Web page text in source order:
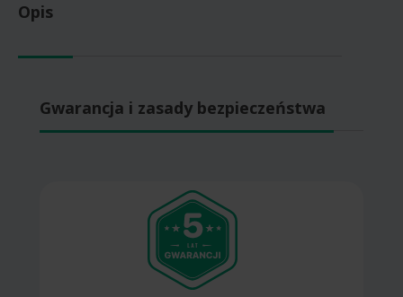
Opis
Gwarancja i zasady bezpieczeństwa